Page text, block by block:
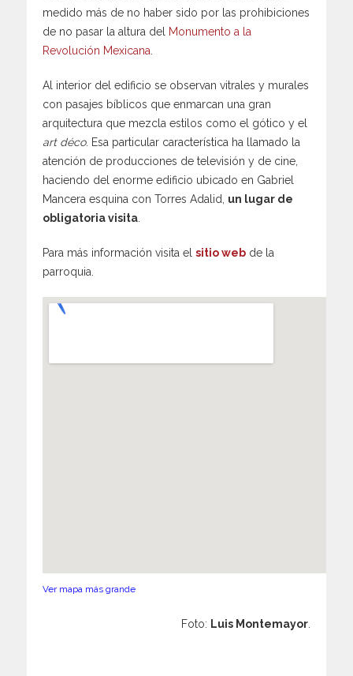
medido más de no haber sido por las prohibiciones
de no pasar la altura del
Monumento a la
Revolución Mexicana
Al interior del edificio se observan vitrales y murales
con pasajes bíblicos que enmarcan una gran
arquitectura que mezcla estilos como el gótico y el
art déco. Esa particular característica ha llamado la
atención de producciones de televisión y de cine,
haciendo del enorme edificio ubicado en Gabriel
Mancera esquina con Torres Adalid, un lugar de
obligatoria visita
Para más información visita el sitio web de la
parroquia.
Ver mapa más grande
Foto: Luis Montemayor